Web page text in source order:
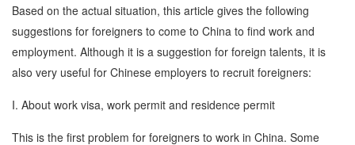
Based on the actual situation, this article gives the following
suggestions for foreigners to come to China to find work and
employment. Although it is a suggestion for foreign talents, it is
also very useful for Chinese employers to recruit foreigners:
I. About work visa, work permit and residence permit
This is the first problem for foreigners to work in China. Some